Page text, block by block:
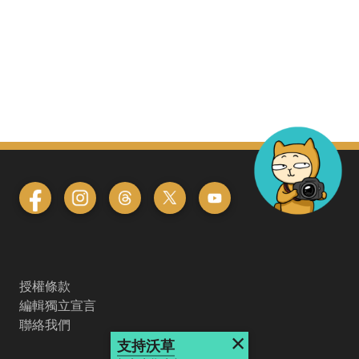
授權條款
編輯獨立宣言
聯絡我們
支持沃草 ×